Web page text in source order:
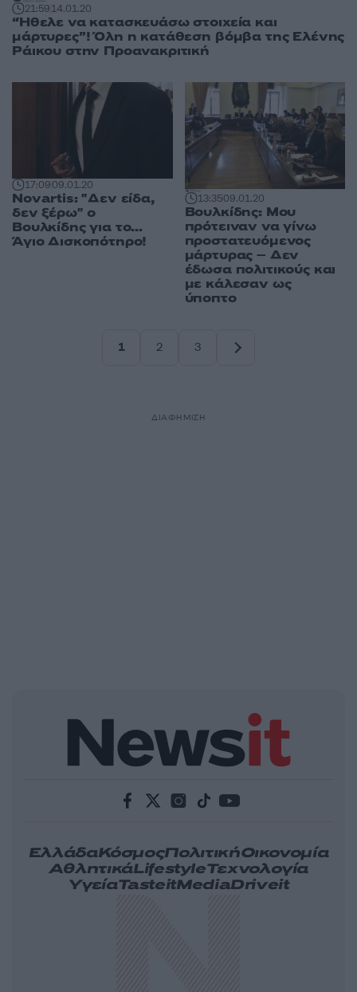
21:5914.01.20
“Ήθελε να κατασκευάσω στοιχεία και
μάρτυρες”! Όλη η κατάθεση βόμβα της Ελένης
Ράικου στην Προανακριτική
17:0909.01.20
Novartis: "Δεν είδα,
δεν ξέρω" ο
Βουλκίδης για το...
Άγιο Δισκοπότηρο!
13:3509.01.20
Βουλκίδης: Μου
πρότειναν να γίνω
προστατευόμενος
μάρτυρας – Δεν
έδωσα πολιτικούς και
με κάλεσαν ως
ύποπτο
1
2
3
ΔΙΑΦΗΜΙΣΗ
ΕλλάδαΚόσμοςΠολιτικήΟικονομία
ΑθλητικάLifestyleΤεχνολογία
ΥγείαTasteitMediaDriveit